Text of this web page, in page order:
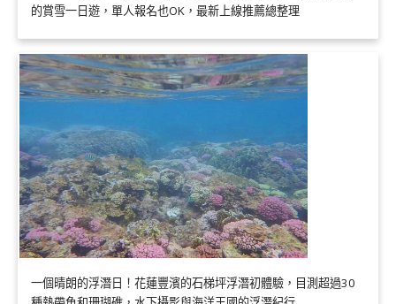
的賞雪一日遊，單人報名也OK，最新上線推薦總整理
一個晴朗的浮潛日！花蓮豐濱的石梯坪浮潛初體驗，目測超過30